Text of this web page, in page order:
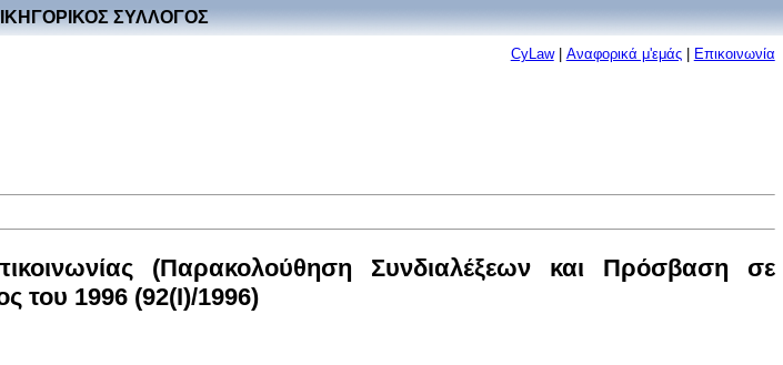
ΣΥΛΛΟΓΟΣ
CyLaw| Αναφορικά μ'εμάς| Επικοινωνία
(Παρακολούθηση Συνδιαλέξεων και Πρόσβαση σε
του 1996 (92(I)/1996)